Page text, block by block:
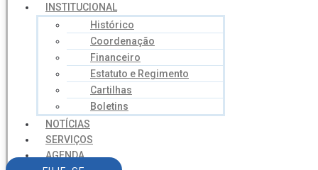
INSTITUCIONAL
Histórico
Coordenação
Financeiro
Estatuto e Regimento
Cartilhas
Boletins
NOTÍCIAS
SERVIÇOS
AGENDA